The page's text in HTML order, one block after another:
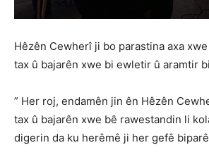
Hêzên Cewherî ji bo parastina axa
tax û bajarên xwe bi ewletir û aramtir
” Her roj, endamên jin ên Hêzên
tax û bajarên xwe bê rawestandin li
digerin da ku herêmê ji her gefê